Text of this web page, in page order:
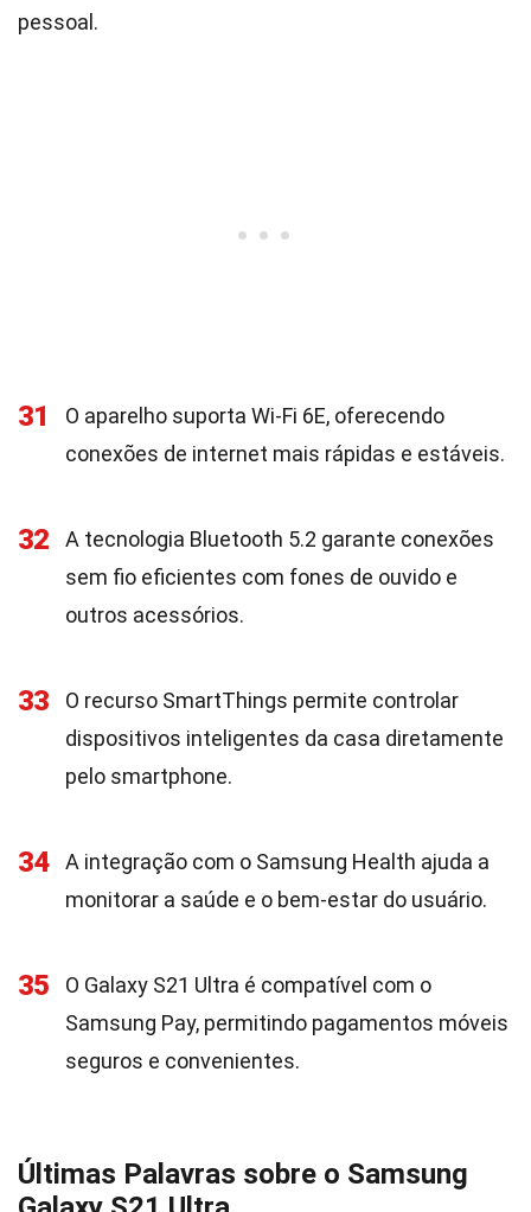
pessoal.
31
O aparelho suporta Wi-Fi 6E, oferecendo
conexões de internet mais rápidas e estáveis.
32
A tecnologia Bluetooth 5.2 garante conexões
sem fio eficientes com fones de ouvido e
outros acessórios.
33
O recurso SmartThings permite controlar
dispositivos inteligentes da casa diretamente
pelo smartphone.
34
A integração com o Samsung Health ajuda a
monitorar a saúde e o bem-estar do usuário.
35
O Galaxy S21 Ultra é compatível com o
Samsung Pay, permitindo pagamentos móveis
seguros e convenientes.
Últimas Palavras sobre o Samsung